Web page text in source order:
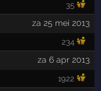
35
za 25 mei 2013
234
za 6 apr 2013
1922